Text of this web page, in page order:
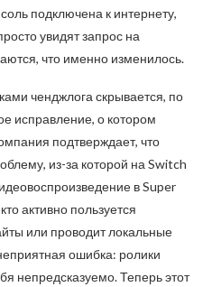
подключена к интернету,
увидят запрос на
что именно изменилось.
ченджлога скрывается, по
исправление, о котором
подтверждает, что
из-за которой на Switch
в Super
активно пользуется
или проводит локальные
ошибка: ролики
непредсказуемо. Теперь этот